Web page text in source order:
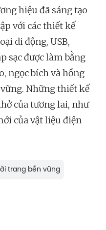
hiệu đã sáng tạo
với các thiết kế
di động, USB,
sạc được làm bằng
ngọc bích và hồng
Những thiết kế
của tương lai, như
của vật liệu điện
trang bền vững